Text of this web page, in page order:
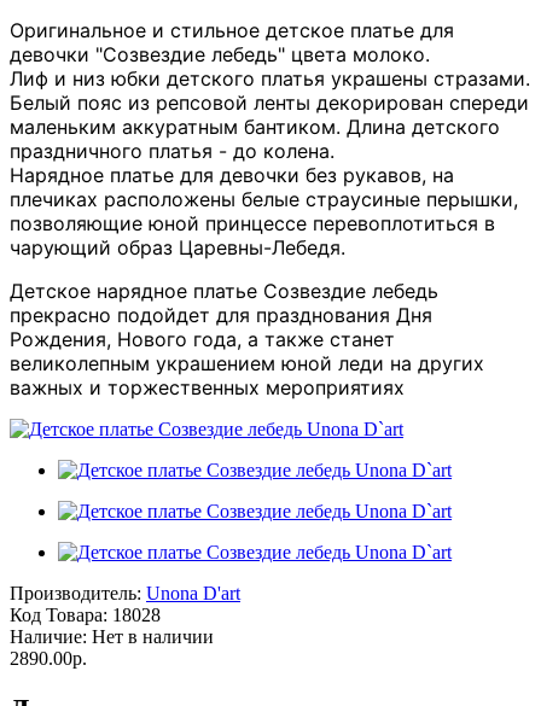
Оригинальное и стильное детское платье для
девочки "Созвездие лебедь" цвета молоко.
Лиф и низ юбки детского платья украшены стразами.
Белый пояс из репсовой ленты декорирован спереди
маленьким аккуратным бантиком. Длина детского
праздничного платья - до колена.
Нарядное платье для девочки без рукавов, на
плечиках расположены белые страусиные перышки,
позволяющие юной принцессе перевоплотиться в
чарующий образ Царевны-Лебедя.
Детское нарядное платье Созвездие лебедь
прекрасно подойдет для празднования Дня
Рождения, Нового года, а также станет
великолепным украшением юной леди на других
важных и торжественных мероприятиях
Производитель: Unona D'art
Код Товара: 18028
Наличие: Нет в наличии
2890.00р.